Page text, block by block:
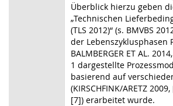
Überblick hierzu geben
„Technischen
(TLS 2012)“ (s. BMVBS
der Lebenszyklusphasen
BALMBERGER ET AL.
1 dargestellte
basierend auf
(KIRSCHFINK/ARETZ
[7]) erarbeitet wurde.